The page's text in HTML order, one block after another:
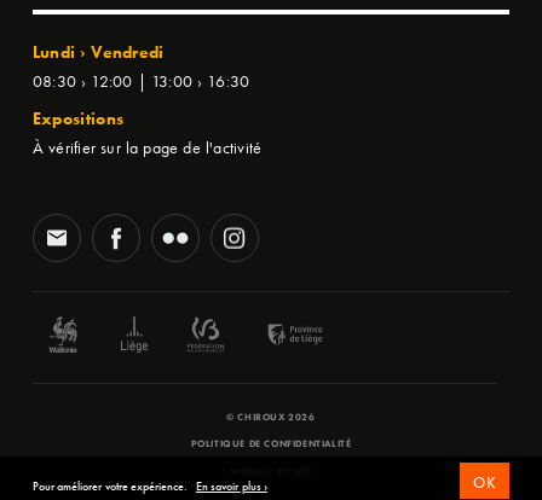
Lundi › Vendredi
08:30 › 12:00 | 13:00 › 16:30
Expositions
À vérifier sur la page de l'activité
© CHIROUX 2026
POLITIQUE DE CONFIDENTIALITÉ
Pour améliorer votre expérience. En savoir plus › OK